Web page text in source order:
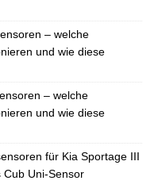
– welche
und wie diese
– welche
und wie diese
für Kia Sportage III
Cub Uni-Sensor